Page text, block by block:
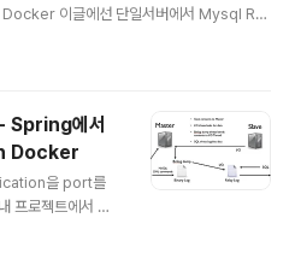
서버에 요청을
이글에선 단일서버에서 Mysql Re
Mysql Replication의 동작 원리 - Docker
로만 쿼리가 가는 문제가 생
에서
Docker
을 port를
프로젝트에서 My
테이너 두개 띄